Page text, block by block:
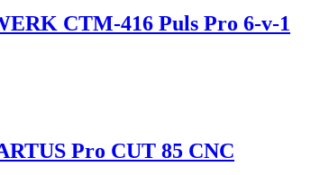
CTM-416 Puls Pro 6-v-1
Pro CUT 85 CNC